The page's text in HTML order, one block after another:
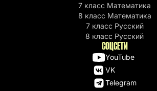
7 класс Математика
8 класс Математика
7 класс Русский
8 класс Русский
СОЦСЕТИ
YouTube
VK
Telegram